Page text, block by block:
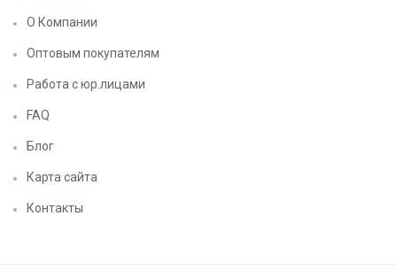
О Компании
Оптовым покупателям
Работа с юр.лицами
FAQ
Блог
Карта сайта
Контакты